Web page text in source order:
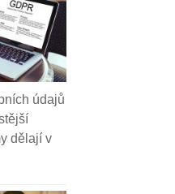
údajů
dělají v